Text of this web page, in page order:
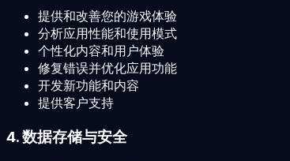
提供和改善您的游戏体验
分析应用性能和使用模式
个性化内容和用户体验
修复错误并优化应用功能
开发新功能和内容
提供客户支持
4. 数据存储与安全